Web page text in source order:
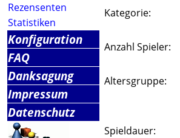
Rezensenten
Statistiken
Konfiguration
FAQ
Danksagung
Impressum
Datenschutz
Kategorie:
Anzahl Spieler:
Altersgruppe:
Spieldauer: